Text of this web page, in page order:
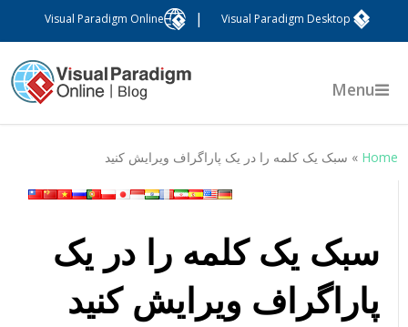
Visual Paradigm Desktop
Visual Paradigm Online
Menu
Home
» سبک یک کلمه را در یک پاراگراف ویرایش کنید
سبک یک کلمه را در یک
پاراگراف ویرایش کنید